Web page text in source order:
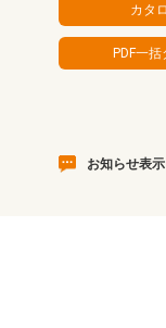
お知らせ表示